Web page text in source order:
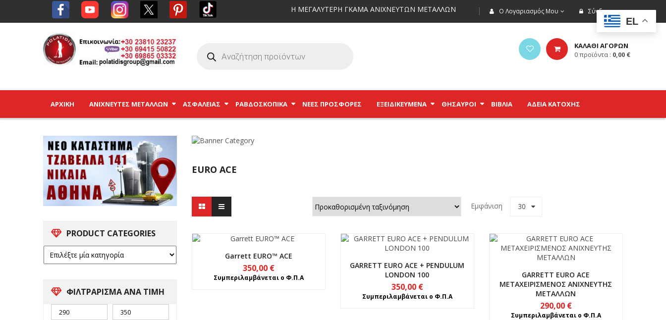
Σύνδεση
Ο Λογαριασμός Μου
Η ΜΕΓΑΛΥΤΕΡΗ ΓΚΑΜΑ ΑΝΙΧΝΕΥΤΩΝ ΜΕΤΑΛΛΩΝ
ΚΑΛΑΘΙ ΑΓΟΡΩΝ
0προϊόντα : 0,00 €
ΑΡΧΙΚΉ ΑΝΙΧΝΕΥΤΈΣ ΜΕΤΆΛΛΩΝ ΑΣΦΑΛΕΊΑΣ ΡΑΒΔΟΣΚΟΠΙΚΆ ΝΕΕΣ ΠΡΟΣΦΟΡΕΣ ΕΞΕΙΔΙΚΕΥΜΈΝΑ ΘΗΣΑΥΡΟΊ ΒΙΒΛΊΑ ΑΔΕΙΑ ΚΑΤΟΧΗΣ
PRODUCT CATEGORIES
ΦΙΛΤΡΑΡΙΣΜΑ ΑΝΑ ΤΙΜΗ
EURO ACE
Εμφάνιση 30
Garrett EURO™ ACE
350,00 €
Συμπεριλαμβάνεται ο Φ.Π.Α
GARRETT EURO ACE + PENDULUM
LONDON 100
350,00 €
Συμπεριλαμβάνεται ο Φ.Π.Α
GARRETT EURO ACE
ΜΕΤΑΧΕΙΡΙΣΜΕΝΟΣ ΑΝΙΧΝΕΥΤΗΣ
ΜΕΤΑΛΛΩΝ
290,00 €
Συμπεριλαμβάνεται ο Φ.Π.Α
EL